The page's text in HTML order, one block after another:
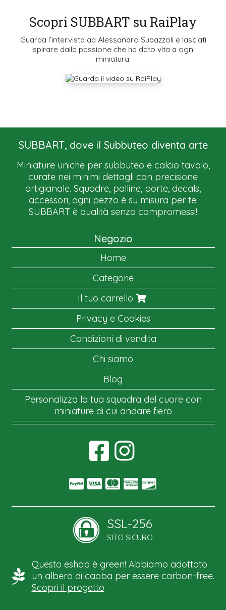
Scopri SUBBART su RaiPlay
Guarda l’intervista ad Alessandro Subazzoli e lasciati
ispirare dalla passione che ha dato vita a ogni
miniatura.
SUBBART, dove il Subbuteo diventa arte
Miniature uniche per subbuteo e calcio tavolo,
curate nei minimi dettagli con precisione
artigianale. Squadre, palline, porte, decals,
accessori, ogni pezzo è su misura per te.
SUBBART è qualità senza compromessi!
Negozio
Home
Categorie
Il tuo carrello
Privacy e Cookies
Condizioni di vendita
Chi siamo
Blog
Personalizza la tua squadra del cuore con
miniature di cui andare fiero
SSL-256
SITO SICURO
Questo eshop è green! Abbiamo adottato
un albero di caoba per essere carbon-free.
Scopri il progetto